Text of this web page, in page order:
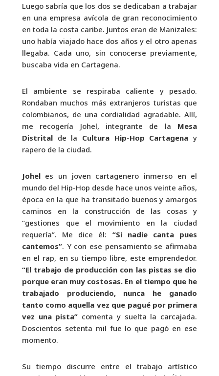
Luego sabría que los dos se dedicaban a trabajar
en una empresa avícola de gran reconocimiento
en toda la costa caribe. Juntos eran de Manizales:
uno había viajado hace dos años y el otro apenas
llegaba. Cada uno, sin conocerse previamente,
buscaba vida en Cartagena.
El ambiente se respiraba caliente y pesado.
Rondaban muchos más extranjeros turistas que
colombianos, de una cordialidad agradable. Allí,
me recogería Johel, integrante de la Mesa
Distritalde la Cultura Hip-Hop Cartagena y
rapero de la ciudad.
Joheles un joven cartagenero inmerso en el
mundo del Hip-Hop desde hace unos veinte años,
época en la que ha transitado buenos y amargos
caminos en la construcción de las cosas y
“gestiones que el movimiento en la ciudad
requería”. Me dice él: “Si nadie canta pues
cantemos”. Y con ese pensamiento se afirmaba
en el rap, en su tiempo libre, este emprendedor.
“El trabajo de producción con las pistas se dio
porque eran muy costosas. En el tiempo que he
trabajado produciendo, nunca he ganado
tanto como aquella vez que pagué por primera
vez una pista” comenta y suelta la carcajada.
Doscientos setenta mil fue lo que pagó en ese
momento.
Su tiempo discurre entre el trabajo artístico